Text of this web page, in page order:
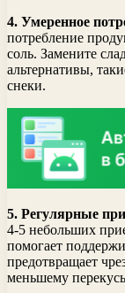
4. Умеренное
потребление
соль. Замените
альтернативы,
снеки.
5. Регулярные
4-5 небольших
помогает
предотвращает
меньшему